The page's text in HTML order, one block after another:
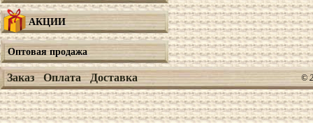
АКЦИИ
Оптовая продажа
Заказ Оплата Доставка ©